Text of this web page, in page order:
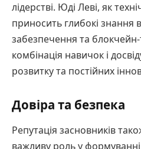
лідерстві. Юді Леві, як
приносить глибокі знання
забезпечення та блокчейн-
комбінація навичок і
розвитку та постійних
Довіра та безпека
Репутація засновників
важливу роль у